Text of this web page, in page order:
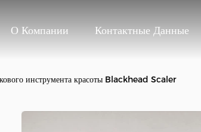
О Компании Контактные Данные
инструмента красоты Blackhead Scaler